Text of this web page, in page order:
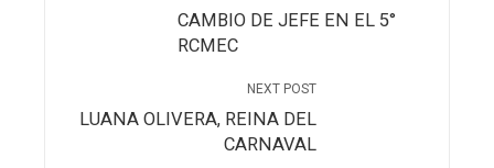
CAMBIO DE JEFE EN EL 5°
RCMEC
NEXT POST
LUANA OLIVERA, REINA DEL
CARNAVAL